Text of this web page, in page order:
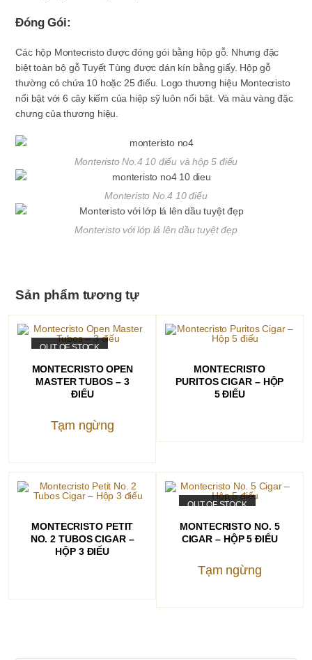
Đóng Gói:
Các hộp Montecristo được đóng gói bằng hộp gỗ. Nhưng đặc
biệt toàn bộ gỗ Tuyết Tùng được dán kín bằng giấy. Hộp gỗ
thường có chứa 10 hoặc 25 điếu. Logo thương hiệu Montecristo
nổi bật với 6 cây kiếm của hiệp sỹ luôn nổi bật. Và màu vàng đặc
chưng của thương hiệu.
Monteristo No.4 10 điếu và hộp 5 điếu
Monteristo No.4 10 điếu
Monteristo với lớp lá lên dầu tuyệt đẹp
Sản phẩm tương tự
OUT OF STOCK
MONTECRISTO OPEN
MASTER TUBOS – 3
ĐIẾU
Tạm ngừng
MONTECRISTO
PURITOS CIGAR – HỘP
5 ĐIẾU
MONTECRISTO PETIT
NO. 2 TUBOS CIGAR –
HỘP 3 ĐIẾU
OUT OF STOCK
MONTECRISTO NO. 5
CIGAR – HỘP 5 ĐIẾU
Tạm ngừng